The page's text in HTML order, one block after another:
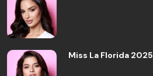
Miss La Florida 2025